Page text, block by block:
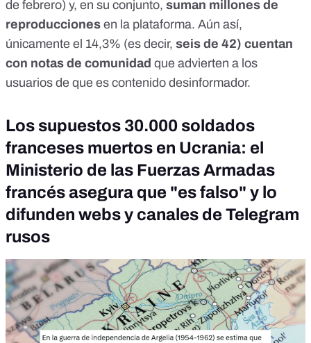
de febrero) y, en su conjunto, suman millones de
reproducciones en la plataforma. Aún así,
únicamente el 14,3% (es decir, seis de 42) cuentan
con notas de comunidad que advierten a los
usuarios de que es contenido desinformador.
Los supuestos 30.000 soldados
franceses muertos en Ucrania: el
Ministerio de las Fuerzas Armadas
francés asegura que "es falso" y lo
difunden webs y canales de Telegram
rusos